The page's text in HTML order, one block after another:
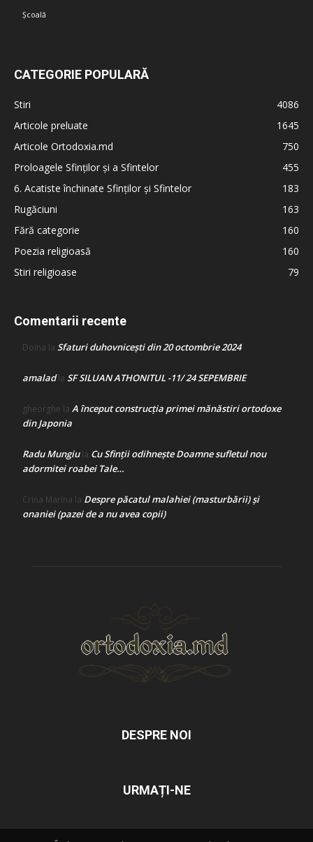
Școală
CATEGORIE POPULARĂ
Stiri
4086
Articole preluate
1645
Articole Ortodoxia.md
750
Proloagele Sfinților și a Sfintelor
455
6. Acatiste închinate Sfinților și Sfintelor
183
Rugăciuni
163
Fără categorie
160
Poezia religioasă
160
Stiri religioase
79
Comentarii recente
Doina la Sfaturi duhovnicești din 20 octombrie 2024
amaladla SF SILUAN ATHONITUL -11/ 24 SEPEMBRIE
gheorghe la A început construcţia primei mănăstiri ortodoxe
din Japonia
Radu Mungiula Cu Sfinții odihnește Doamne sufletul nou
adormitei roabei Tale…
Crina Marina la Despre păcatul malahiei (masturbării) şi
onaniei (pazei de a nu avea copii)
DESPRE NOI
URMAȚI-NE